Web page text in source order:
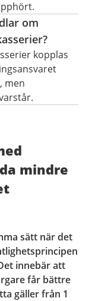
om
kopplas
men
mindre
sätt när det
innebär att
får bättre
gäller från 1